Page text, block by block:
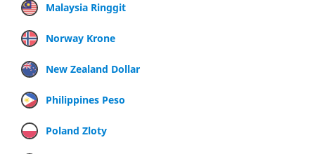
Malaysia Ringgit
Norway Krone
New Zealand Dollar
Philippines Peso
Poland Zloty